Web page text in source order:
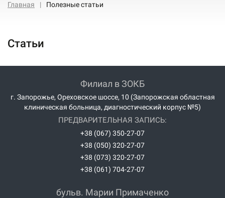
Главная Полезные статьи
Статьи
Филиал в ЗОКБ
г. Запорожье, Ореховское шоссе, 10 (Запорожская областная
клиническая больница, диагностический корпус №5)
ПРЕДВАРИТЕЛЬНАЯ ЗАПИСЬ:
+38 (067) 350-27-07
+38 (050) 320-27-07
+38 (073) 320-27-07
+38 (061) 704-27-07
бульв. Марии Примаченко